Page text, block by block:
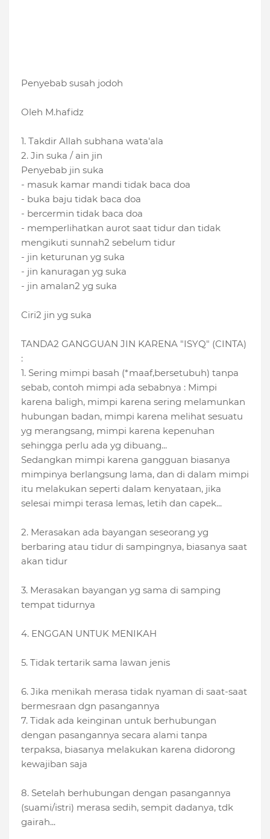
Penyebab susah jodoh
Oleh M.hafidz
1. Takdir Allah subhana wata'ala
2. Jin suka / ain jin
Penyebab jin suka
- masuk kamar mandi tidak baca doa
- buka baju tidak baca doa
- bercermin tidak baca doa
- memperlihatkan aurot saat tidur dan tidak
mengikuti sunnah2 sebelum tidur
- jin keturunan yg suka
- jin kanuragan yg suka
- jin amalan2 yg suka
Ciri2 jin yg suka
TANDA2 GANGGUAN JIN KARENA "ISYQ" (CINTA)
:
1. Sering mimpi basah (*maaf,bersetubuh) tanpa
sebab, contoh mimpi ada sebabnya : Mimpi
karena baligh, mimpi karena sering melamunkan
hubungan badan, mimpi karena melihat sesuatu
yg merangsang, mimpi karena kepenuhan
sehingga perlu ada yg dibuang...
Sedangkan mimpi karena gangguan biasanya
mimpinya berlangsung lama, dan di dalam mimpi
itu melakukan seperti dalam kenyataan, jika
selesai mimpi terasa lemas, letih dan capek...
2. Merasakan ada bayangan seseorang yg
berbaring atau tidur di sampingnya, biasanya saat
akan tidur
3. Merasakan bayangan yg sama di samping
tempat tidurnya
4. ENGGAN UNTUK MENIKAH
5. Tidak tertarik sama lawan jenis
6. Jika menikah merasa tidak nyaman di saat-saat
bermesraan dgn pasangannya
7. Tidak ada keinginan untuk berhubungan
dengan pasangannya secara alami tanpa
terpaksa, biasanya melakukan karena didorong
kewajiban saja
8. Setelah berhubungan dengan pasangannya
(suami/istri) merasa sedih, sempit dadanya, tdk
gairah...